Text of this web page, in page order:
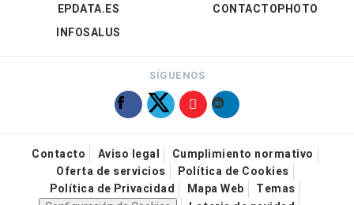
EPDATA.ES
INFOSALUS
CONTACTOPHOTO
SÍGUENOS
Contacto Aviso legal
Cumplimiento normativo
Oferta de servicios
Política de Cookies
Política de Privacidad
Mapa Web
Temas